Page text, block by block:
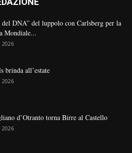
del DNA” del luppolo con Carlsberg per la
Mondiale...
2026
brinda all’estate
2026
d’Otranto torna Birre al Castello
2026